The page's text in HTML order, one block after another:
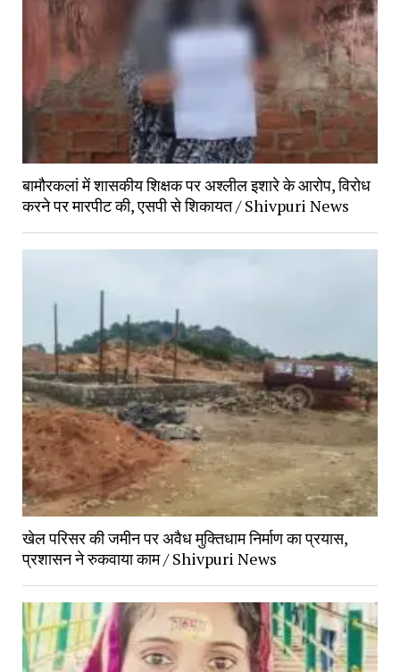
बामौरकलां में शासकीय शिक्षक पर अश्लील इशारे के आरोप, विरोध
करने पर मारपीट की, एसपी से शिकायत / Shivpuri News
खेल परिसर की जमीन पर अवैध मुक्तिधाम निर्माण का प्रयास,
प्रशासन ने रुकवाया काम / Shivpuri News